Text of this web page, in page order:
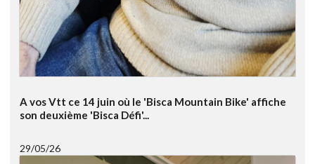
A vos Vtt ce 14 juin où le 'Bisca Mountain Bike' affiche
son deuxième 'Bisca Défi'...
29/05/26